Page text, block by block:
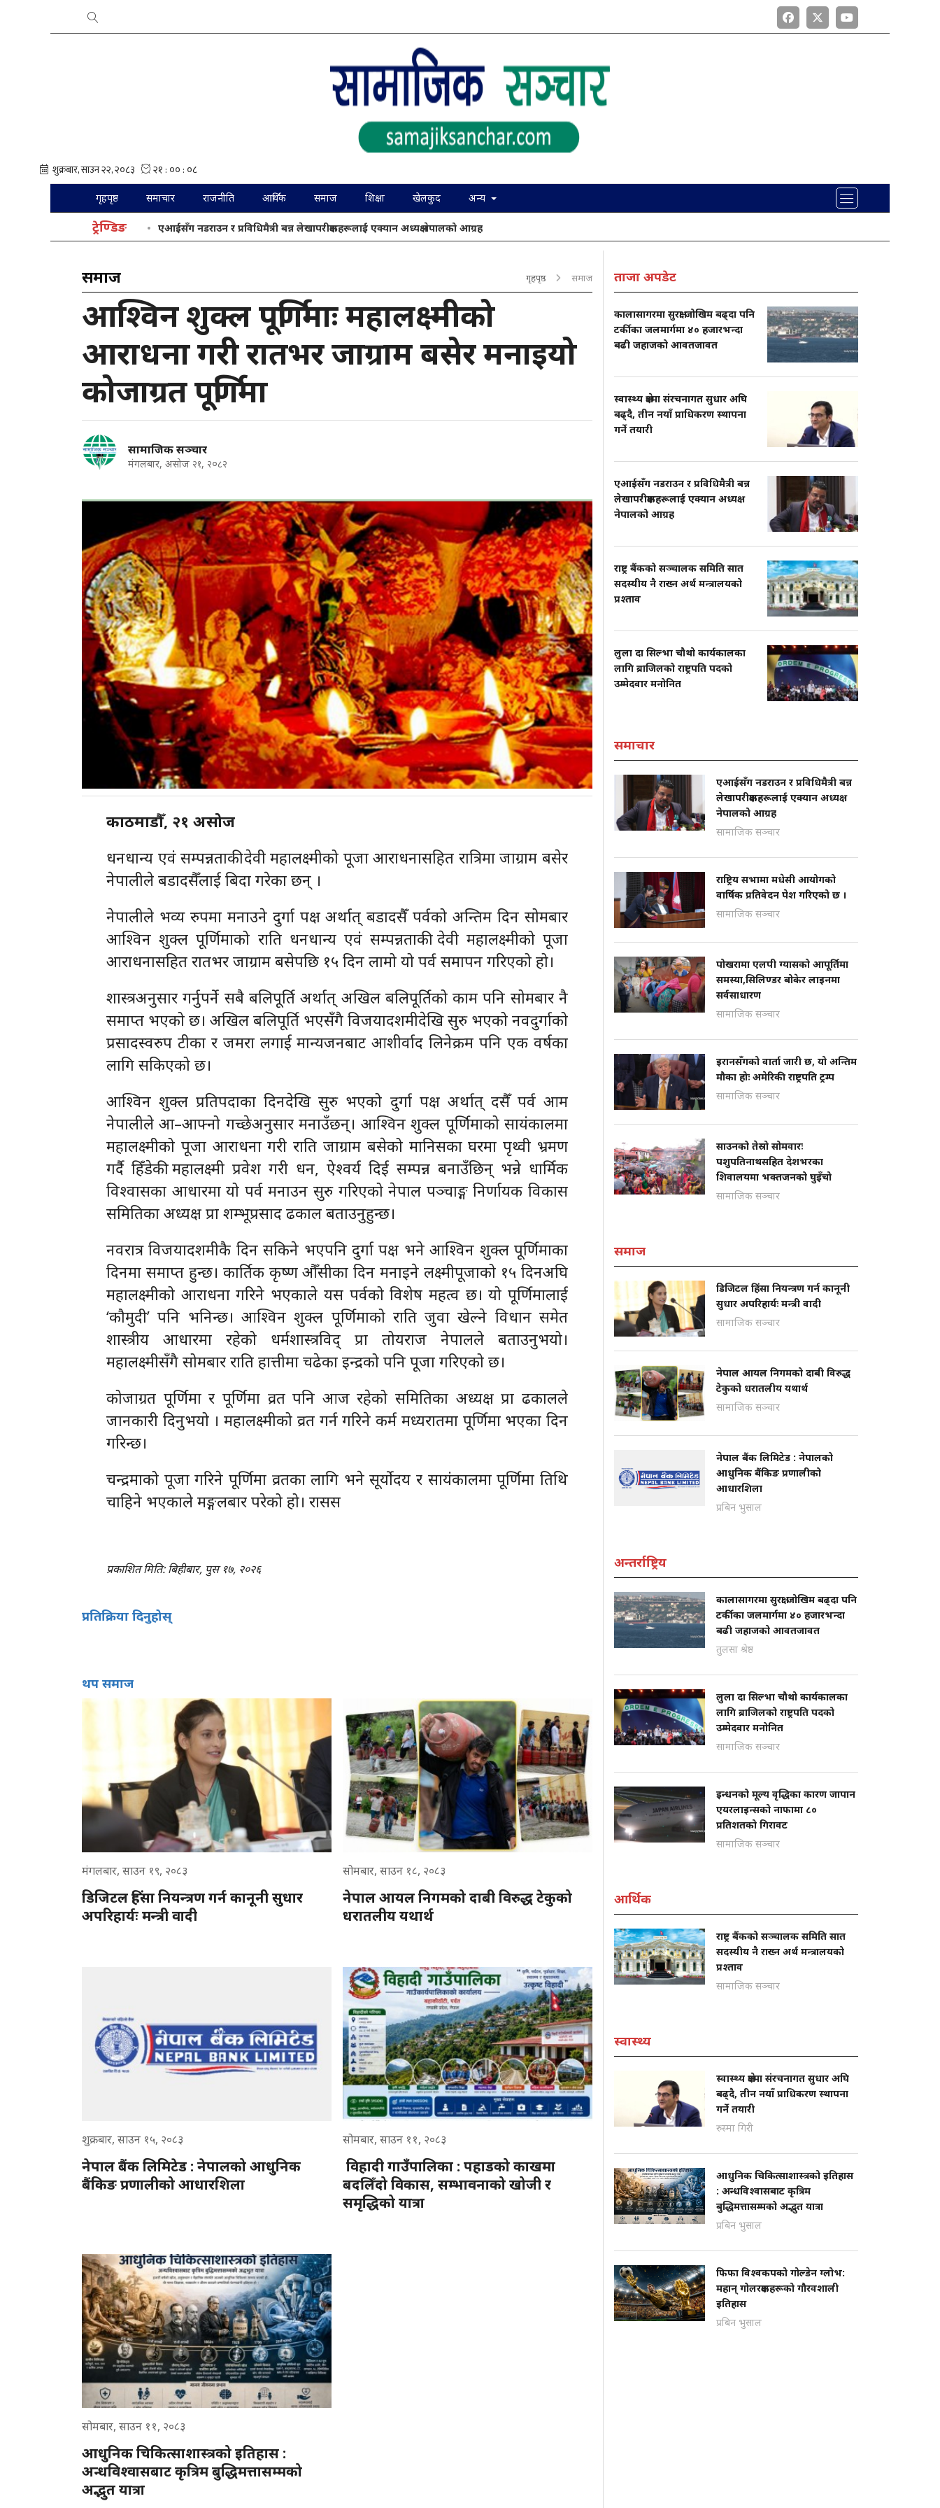
गृहपृष्ठ समाचार राजनीति आर्थिक समाज शिक्षा खेलकुद अन्य
ट्रेण्डिङ एआईसँग नडराउन र प्रविधिमैत्री बन्न लेखापरीक्षकहरूलाई एक्यान अध्यक्ष नेपालको आग्रह
समाज गृहपृष्ठ समाज
आश्विन शुक्ल पूर्णिमाः महालक्ष्मीको
आराधना गरी रातभर जाग्राम बसेर मनाइयो
कोजाग्रत पूर्णिमा
सामाजिक सञ्चार
मंगलबार, असोज २१, २०८२
काठमाडौँ, २१ असोज
धनधान्य एवं सम्पन्नताकी देवी महालक्ष्मीको पूजा आराधनासहित रात्रिमा जाग्राम बसेर
नेपालीले बडादसैँलाई बिदा गरेका छन् ।
नेपालीले भव्य रुपमा मनाउने दुर्गा पक्ष अर्थात् बडादसैँ पर्वको अन्तिम दिन सोमबार
आश्विन शुक्ल पूर्णिमाको राति धनधान्य एवं सम्पन्नताकी देवी महालक्ष्मीको पूजा
आराधनासहित रातभर जाग्राम बसेपछि १५ दिन लामो यो पर्व समापन गरिएको हो।
शास्त्रअनुसार गर्नुपर्ने सबै बलिपूर्ति अर्थात् अखिल बलिपूर्तिको काम पनि सोमबार नै
समाप्त भएको छ। अखिल बलिपूर्ति भएसँगै विजयादशमीदेखि सुरु भएको नवदुर्गाको
प्रसादस्वरुप टीका र जमरा लगाई मान्यजनबाट आशीर्वाद लिनेक्रम पनि एक वर्षका
लागि सकिएको छ।
आश्विन शुक्ल प्रतिपदाका दिनदेखि सुरु भएको दुर्गा पक्ष अर्थात् दसैँ पर्व आम
नेपालीले आ–आफ्नो गच्छेअनुसार मनाउँछन्। आश्विन शुक्ल पूर्णिमाको सायंकालमा
महालक्ष्मीको पूजा आराधना गरी राति जाग्राम बसेको मानिसका घरमा पृथ्वी भ्रमण
गर्दै हिँडेकी महालक्ष्मी प्रवेश गरी धन, ऐश्वर्य दिई सम्पन्न बनाउँछिन् भन्ने धार्मिक
विश्वासका आधारमा यो पर्व मनाउन सुरु गरिएको नेपाल पञ्चाङ्ग निर्णायक विकास
समितिका अध्यक्ष प्रा शम्भूप्रसाद ढकाल बताउनुहुन्छ।
नवरात्र विजयादशमीकै दिन सकिने भएपनि दुर्गा पक्ष भने आश्विन शुक्ल पूर्णिमाका
दिनमा समाप्त हुन्छ। कार्तिक कृष्ण औँसीका दिन मनाइने लक्ष्मीपूजाको १५ दिनअघि
महालक्ष्मीको आराधना गरिने भएकाले यस पर्वको विशेष महत्व छ। यो पूर्णिमालाई
‘कौमुदी’ पनि भनिन्छ। आश्विन शुक्ल पूर्णिमाको राति जुवा खेल्ने विधान समेत
शास्त्रीय आधारमा रहेको धर्मशास्त्रविद् प्रा तोयराज नेपालले बताउनुभयो।
महालक्ष्मीसँगै सोमबार राति हात्तीमा चढेका इन्द्रको पनि पूजा गरिएको छ।
कोजाग्रत पूर्णिमा र पूर्णिमा व्रत पनि आज रहेको समितिका अध्यक्ष प्रा ढकालले
जानकारी दिनुभयो । महालक्ष्मीको व्रत गर्न गरिने कर्म मध्यरातमा पूर्णिमा भएका दिन
गरिन्छ।
चन्द्रमाको पूजा गरिने पूर्णिमा व्रतका लागि भने सूर्योदय र सायंकालमा पूर्णिमा तिथि
चाहिने भएकाले मङ्गलबार परेको हो। रासस
प्रकाशित मिति: बिहीबार, पुस १७, २०२६
प्रतिक्रिया दिनुहोस्
थप समाज
मंगलबार, साउन १९, २०८३
डिजिटल हिंसा नियन्त्रण गर्न कानूनी सुधार
अपरिहार्यः मन्त्री वादी
सोमबार, साउन १८, २०८३
नेपाल आयल निगमको दाबी विरुद्ध टेकुको
धरातलीय यथार्थ
शुक्रबार, साउन १५, २०८३
नेपाल बैंक लिमिटेड : नेपालको आधुनिक
बैंकिङ प्रणालीको आधारशिला
सोमबार, साउन ११, २०८३
विहादी गाउँपालिका : पहाडको काखमा
बदलिँदो विकास, सम्भावनाको खोजी र
समृद्धिको यात्रा
सोमबार, साउन ११, २०८३
आधुनिक चिकित्साशास्त्रको इतिहास :
अन्धविश्वासबाट कृत्रिम बुद्धिमत्तासम्मको
अद्भुत यात्रा
ताजा अपडेट
कालासागरमा सुरक्षा जोखिम बढ्दा पनि
टर्कीका जलमार्गमा ४० हजारभन्दा
बढी जहाजको आवतजावत
स्वास्थ्य क्षेत्रमा संरचनागत सुधार अघि
बढ्दै, तीन नयाँ प्राधिकरण स्थापना
गर्ने तयारी
एआईसँग नडराउन र प्रविधिमैत्री बन्न
लेखापरीक्षकहरूलाई एक्यान अध्यक्ष
नेपालको आग्रह
राष्ट्र बैंकको सञ्चालक समिति सात
सदस्यीय नै राख्न अर्थ मन्त्रालयको
प्रश्ताव
लुला दा सिल्भा चौथो कार्यकालका
लागि ब्राजिलको राष्ट्रपति पदको
उम्मेदवार मनोनित
समाचार
एआईसँग नडराउन र प्रविधिमैत्री बन्न
लेखापरीक्षकहरूलाई एक्यान अध्यक्ष
नेपालको आग्रह
सामाजिक सञ्चार
राष्ट्रिय सभामा मधेसी आयोगको
वार्षिक प्रतिवेदन पेश गरिएको छ ।
सामाजिक सञ्चार
पोखरामा एलपी ग्यासको आपूर्तिमा
समस्या,सिलिण्डर बोकेर लाइनमा
सर्वसाधारण
सामाजिक सञ्चार
इरानसँगको वार्ता जारी छ, यो अन्तिम
मौका होः अमेरिकी राष्ट्रपति ट्रम्प
सामाजिक सञ्चार
साउनको तेस्रो सोमवारः
पशुपतिनाथसहित देशभरका
शिवालयमा भक्तजनको घुइँचो
सामाजिक सञ्चार
समाज
डिजिटल हिंसा नियन्त्रण गर्न कानूनी
सुधार अपरिहार्यः मन्त्री वादी
सामाजिक सञ्चार
नेपाल आयल निगमको दाबी विरुद्ध
टेकुको धरातलीय यथार्थ
सामाजिक सञ्चार
नेपाल बैंक लिमिटेड : नेपालको
आधुनिक बैंकिङ प्रणालीको
आधारशिला
प्रबिन भुसाल
अन्तर्राष्ट्रिय
कालासागरमा सुरक्षा जोखिम बढ्दा पनि
टर्कीका जलमार्गमा ४० हजारभन्दा
बढी जहाजको आवतजावत
तुलसा श्रेष्ठ
लुला दा सिल्भा चौथो कार्यकालका
लागि ब्राजिलको राष्ट्रपति पदको
उम्मेदवार मनोनित
सामाजिक सञ्चार
इन्धनको मूल्य वृद्धिका कारण जापान
एयरलाइन्सको नाफामा ८०
प्रतिशतको गिरावट
सामाजिक सञ्चार
आर्थिक
राष्ट्र बैंकको सञ्चालक समिति सात
सदस्यीय नै राख्न अर्थ मन्त्रालयको
प्रश्ताव
सामाजिक सञ्चार
स्वास्थ्य
स्वास्थ्य क्षेत्रमा संरचनागत सुधार अघि
बढ्दै, तीन नयाँ प्राधिकरण स्थापना
गर्ने तयारी
रुस्मा गिरी
आधुनिक चिकित्साशास्त्रको इतिहास
: अन्धविश्वासबाट कृत्रिम
बुद्धिमत्तासम्मको अद्भुत यात्रा
प्रबिन भुसाल
फिफा विश्वकपको गोल्डेन ग्लोभ:
महान् गोलरक्षकहरूको गौरवशाली
इतिहास
प्रबिन भुसाल